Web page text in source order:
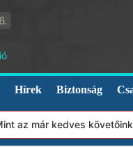
Hírek Biztonság
kedves követőink előtt